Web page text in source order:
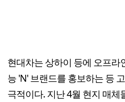
현대차는 상하이 등에 오프라
능 'N' 브랜드를 홍보하는 등
극적이다. 지난 4월 현지 매체